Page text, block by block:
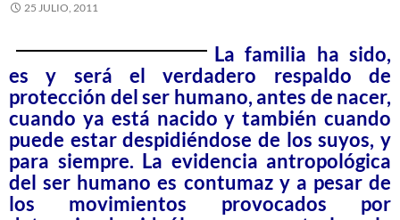
25 JULIO, 2011
La familia ha sido,
es y será el verdadero respaldo de
protección del ser humano, antes de nacer,
cuando ya está nacido y también cuando
puede estar despidiéndose de los suyos, y
para siempre. La evidencia antropológica
del ser humano es contumaz y a pesar de
los movimientos provocados por